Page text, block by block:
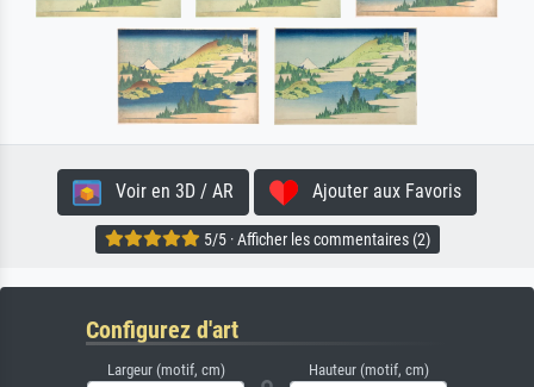
Voir en 3D / AR Ajouter aux Favoris
5/5 · Afficher les commentaires (2)
Configurez d'art
Largeur (motif, cm) Hauteur (motif, cm)